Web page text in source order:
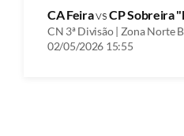
CA FeiravsCP Sobreira
CN 3ª Divisão | Zona Norte
02/05/2026 15:55